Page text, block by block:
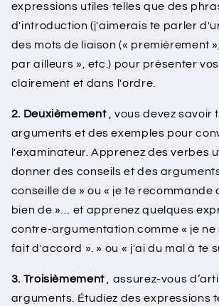
expressions utiles telles que des
d'introduction (j'aimerais te parler
des mots de liaison (« premièrement
par ailleurs », etc.) pour présenter
clairement et dans l'ordre.
2. Deuxièmement, vous devez savoir
arguments et des exemples pour
l'examinateur. Apprenez des verbes
donner des conseils et des
conseille de » ou « je te recommande
bien de »… et apprenez quelques
contre-argumentation comme « je ne
fait d'accord ». » ou « j'ai du mal à te
3. Troisièmement, assurez-vous
arguments. Étudiez des expressions